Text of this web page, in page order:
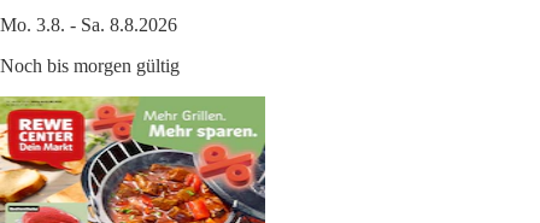
Mo. 3.8. - Sa. 8.8.2026
Noch bis morgen gültig